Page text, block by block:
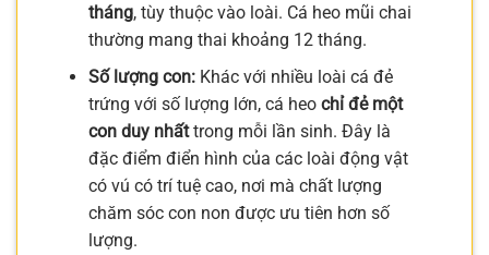
tháng, tùy thuộc vào loài. Cá heo mũi chai
thường mang thai khoảng 12 tháng.
Số lượng con:Khác với nhiều loài cá đẻ
trứng với số lượng lớn, cá heo chỉ đẻ một
con duy nhấttrong mỗi lần sinh. Đây là
đặc điểm điển hình của các loài động vật
có vú có trí tuệ cao, nơi mà chất lượng
chăm sóc con non được ưu tiên hơn số
lượng.